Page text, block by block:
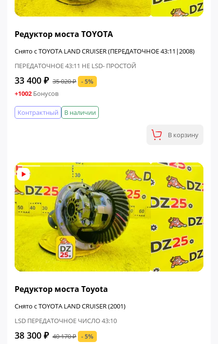
Редуктор моста TOYOTA
Снято с TOYOTA LAND CRUISER (ПЕРЕДАТОЧНОЕ 43:11|2008)
ПЕРЕДАТОЧНОЕ 43:11 НЕ LSD- ПРОСТОЙ
33 400 ₽ 35 020 ₽ - 5%
+1002 Бонусов
В наличии
Контрактный
В корзину
Редуктор моста Toyota
Снято с TOYOTA LAND CRUISER (2001)
LSD ПЕРЕДАТОЧНОЕ ЧИСЛО 43:10
38 300 ₽ 40 170 ₽ - 5%